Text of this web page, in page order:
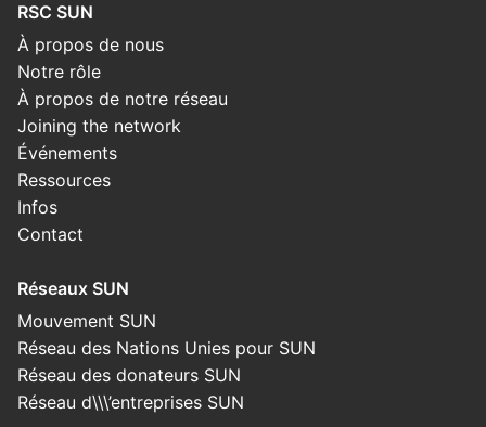
RSC SUN
À propos de nous
Notre rôle
À propos de notre réseau
Joining the network
Événements
Ressources
Infos
Contact
Réseaux SUN
Mouvement SUN
Réseau des Nations Unies pour SUN
Réseau des donateurs SUN
Réseau d\\\’entreprises SUN